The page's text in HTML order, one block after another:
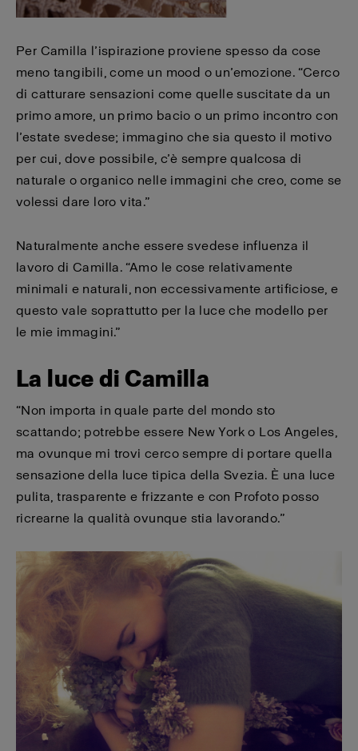
Per Camilla l’ispirazione proviene spesso da cose
meno tangibili, come un mood o un’emozione. “Cerco
di catturare sensazioni come quelle suscitate da un
primo amore, un primo bacio o un primo incontro con
l’estate svedese; immagino che sia questo il motivo
per cui, dove possibile, c’è sempre qualcosa di
naturale o organico nelle immagini che creo, come se
volessi dare loro vita.”
Naturalmente anche essere svedese influenza il
lavoro di Camilla. “Amo le cose relativamente
minimali e naturali, non eccessivamente artificiose, e
questo vale soprattutto per la luce che modello per
le mie immagini.”
La luce di Camilla
“Non importa in quale parte del mondo sto
scattando; potrebbe essere New York o Los Angeles,
ma ovunque mi trovi cerco sempre di portare quella
sensazione della luce tipica della Svezia. È una luce
pulita, trasparente e frizzante e con Profoto posso
ricrearne la qualità ovunque stia lavorando.”